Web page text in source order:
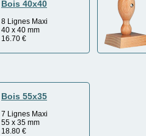
Bois 40x40
8 Lignes Maxi
40 x 40 mm
16.70 €
Bois 55x35
7 Lignes Maxi
55 x 35 mm
18.80 €